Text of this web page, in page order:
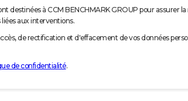
destinées à CCM BENCHMARK GROUP pour assurer
aux interventions.
de rectification et d'effacement de vos données
de confidentialité.